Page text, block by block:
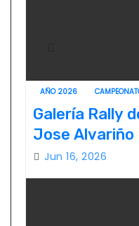
AÑO 2026
Galería Rally
Jose Alvariño
Jun 16, 2026